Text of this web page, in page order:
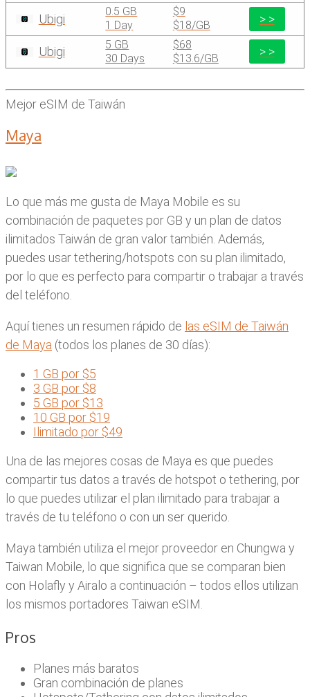
Ubigi
0.5 GB
1 Day
$9
$18/GB
> >
Ubigi
5 GB
30 Days
$68
$13.6/GB
> >
Mejor eSIM de Taiwán
Maya
Lo que más me gusta de Maya Mobile es su
combinación de paquetes por GB y un plan de datos
ilimitados Taiwán de gran valor también. Además,
puedes usar tethering/hotspots con su plan ilimitado,
por lo que es perfecto para compartir o trabajar a través
del teléfono.
Aquí tienes un resumen rápido de las eSIM de Taiwán
de Maya (todos los planes de 30 días):
1 GB por $5
3 GB por $8
5 GB por $13
10 GB por $19
Ilimitado por $49
Una de las mejores cosas de Maya es que puedes
compartir tus datos a través de hotspot o tethering, por
lo que puedes utilizar el plan ilimitado para trabajar a
través de tu teléfono o con un ser querido.
Maya también utiliza el mejor proveedor en Chungwa y
Taiwan Mobile, lo que significa que se comparan bien
con Holafly y Airalo a continuación – todos ellos utilizan
los mismos portadores Taiwan eSIM.
Pros
Planes más baratos
Gran combinación de planes